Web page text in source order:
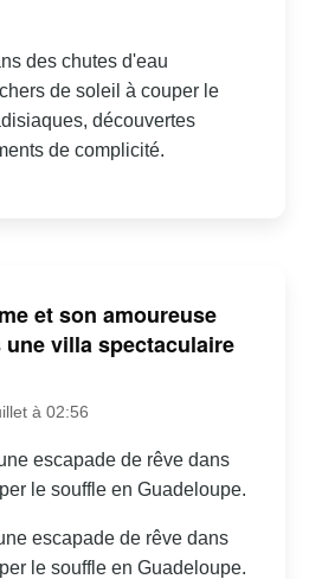
des chutes d'eau
de soleil à couper le
découvertes
de complicité.
et son amoureuse
villa spectaculaire
à 02:56
escapade de rêve dans
le souffle en Guadeloupe.
escapade de rêve dans
le souffle en Guadeloupe.